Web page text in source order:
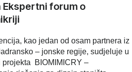
Ekspertni forum o
kao jedan od osam partnera iz
– jonske regije, sudjeluje u
projekta BIOMIMICRY –